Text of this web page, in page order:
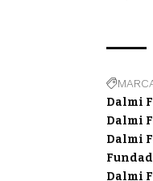
Dalmi
Dalmi
Dalmi
Dalmi